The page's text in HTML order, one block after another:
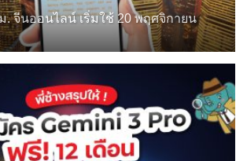
. จีนออนไลน์ เริ่มใช้ 20 พฤศจิกายน